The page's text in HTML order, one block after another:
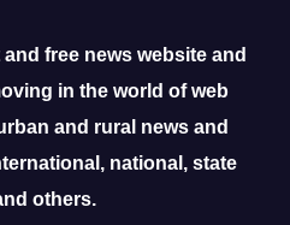
free news website and
in the world of web
and rural news and
national, state
others.